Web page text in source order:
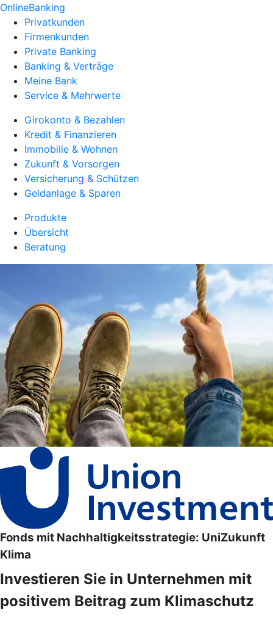
OnlineBanking
Privatkunden
Firmenkunden
Private Banking
Banking & Verträge
Meine Bank
Service & Mehrwerte
Girokonto & Bezahlen
Kredit & Finanzieren
Immobilie & Wohnen
Zukunft & Vorsorgen
Versicherung & Schützen
Geldanlage & Sparen
Produkte
Übersicht
Beratung
Fonds mit Nachhaltigkeitsstrategie: UniZukunft
Klima
Investieren Sie in Unternehmen mit
positivem Beitrag zum Klimaschutz